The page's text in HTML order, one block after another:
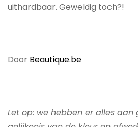
uithardbaar. Geweldig toch?!
Door Beautique.be
Let op: we hebben er alles